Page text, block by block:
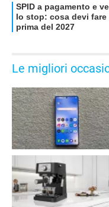
Le migliori